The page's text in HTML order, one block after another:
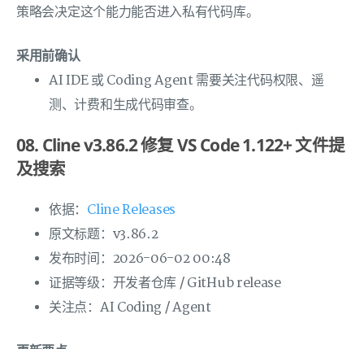
策略会决定这个能力能否进入私有代码库。
采用前确认
AI IDE 或 Coding Agent 需要关注代码权限、遥
测、计费和生成代码审查。
08. Cline v3.86.2 修复 VS Code 1.122+ 文件提
及搜索
依据： Cline Releases
原文标题：v3.86.2
发布时间：2026-06-02 00:48
证据等级：开发者仓库 / GitHub release
关注点：AI Coding / Agent